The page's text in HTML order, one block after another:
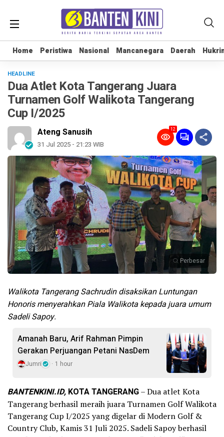
Home Peristiwa Nasional Mancanegara Daerah
Home Peristiwa Nasional Mancanegara Daerah
HEADLINE
Dua Atlet Kota Tangerang Juara
Turnamen Golf Walikota Tangerang
Cup I/2025
Ateng Sanusih
31 Jul 2025 - 21:23 WIB
12
Perbesar
Walikota Tangerang Sachrudin disaksikan Luntungan
Honoris menyerahkan Piala Walikota kepada juara umum
Sadeli Sapoy.
Amanah Baru, Arif Rahman Pimpin
Gerakan Perjuangan Petani NasDem
Jumri 1 hour
BANTENKINI.ID, KOTA TANGERANG– Dua atlet Kota
Tangerang berhasil meraih juara Turnamen Golf Walikota
Tangerang Cup I/2025 yang digelar di Modern Golf &
Country Club, Kamis 31 Juli 2025. Sadeli Sapoy berhasil